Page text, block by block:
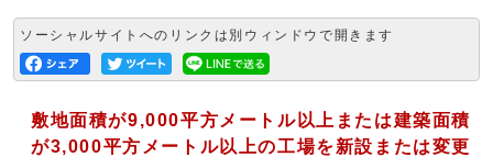
ソーシャルサイトへのリンクは別ウィンドウで開きます
敷地面積が9,000平方メートル以上または建築面積
が3,000平方メートル以上の工場を新設または変更